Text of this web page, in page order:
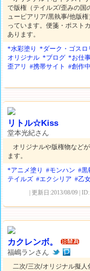
で版権（テイルズ/歪みの国
ューピアリア/黒執事/他版
っています。便箋・ポスト
あります。
*水彩塗り
*ダーク・ゴスロ
オリジナル *ブログ *お仕
歪アリ
#携帯サイト #創作
リトル☆Kiss
堂本光紀さん
オリジナルや版権物など
ます。
*アニメ塗り
#モンハン #黒
テイルズ #エクシリア #乙
| 更新日:2013/08/09 | ID:
カクレンボ。
福嶋ランさん
二次/三次/オリジナル擬人